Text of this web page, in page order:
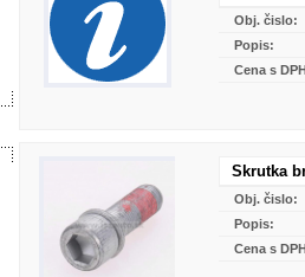
Obj. čislo:
Popis:
Cena s
Skrutka
Obj. čislo:
Popis:
Cena s